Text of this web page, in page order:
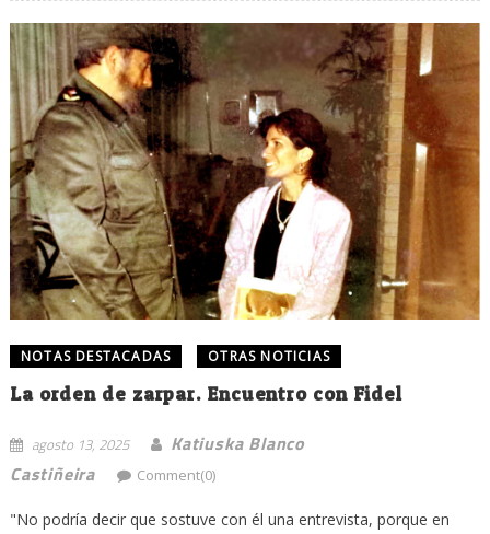
NOTAS DESTACADAS OTRAS NOTICIAS
La orden de zarpar. Encuentro con Fidel
agosto 13, 2025
Katiuska Blanco
Castiñeira
Comment(0)
"No podría decir que sostuve con él una entrevista, porque en